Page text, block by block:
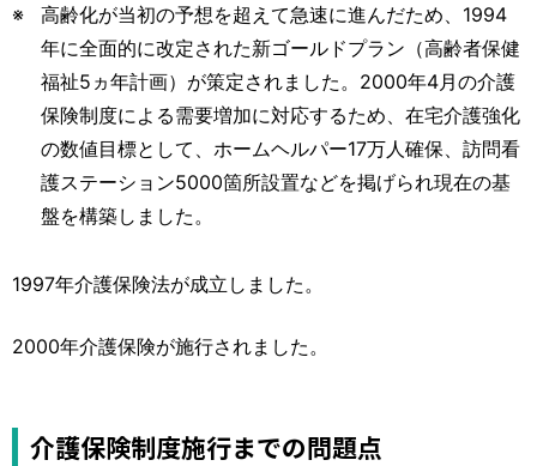
高齢化が当初の予想を超えて急速に進んだため、1994
年に全面的に改定された新ゴールドプラン（高齢者保健
福祉5ヵ年計画）が策定されました。2000年4月の介護
保険制度による需要増加に対応するため、在宅介護強化
の数値目標として、ホームヘルパー17万人確保、訪問看
護ステーション5000箇所設置などを掲げられ現在の基
盤を構築しました。
1997年介護保険法が成立しました。
2000年介護保険が施行されました。
介護保険制度施行までの問題点